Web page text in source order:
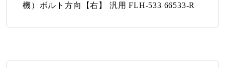
機）ボルト方向【右】 汎用 FLH-533 66533-R